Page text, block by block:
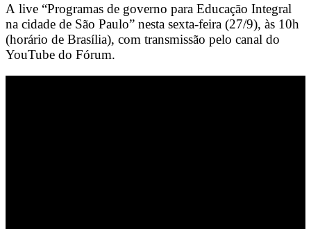
A live “Programas de governo para Educação Integral
na cidade de São Paulo” nesta sexta-feira (27/9), às 10h
(horário de Brasília), com transmissão pelo canal do
YouTube do Fórum.